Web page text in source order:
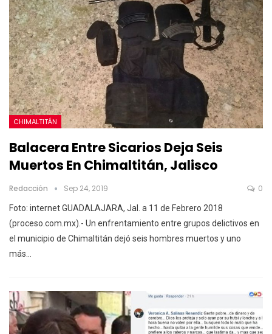
CHIMALTITÁN
Balacera Entre Sicarios Deja Seis
Muertos En Chimaltitán, Jalisco
Redacción Sep 24, 2019 0
Foto: internetGUADALAJARA, Jal. a 11 de Febrero 2018
(proceso.com.mx).- Un enfrentamiento entre grupos delictivos en
el municipio de Chimaltitán dejó seis hombres muertos y uno
más